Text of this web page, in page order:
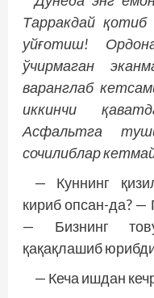
Тарракдай
уйғотиш!
ўчирмаган
варанглаб
иккинчи
Асфальтга
сочилиблар
— Куннинг
кириб опсан-да? —
— Бизнинг
қақақлашиб
— Кеча ишдан